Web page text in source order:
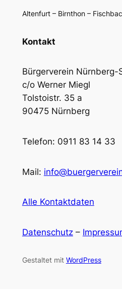
Altenfurt – Birnthon –
Kontakt
Bürgerverein Nürnberg-
c/o Werner Miegl
Tolstoistr. 35 a
90475 Nürnberg
Telefon: 0911 83 14 33
Mail:
Alle Kontaktdaten
Datenschutz–
Gestaltet mit WordPress